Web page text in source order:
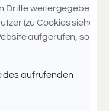
Dritte weitergegeben.
(zu Cookies siehe
aufgerufen, so
des aufrufenden